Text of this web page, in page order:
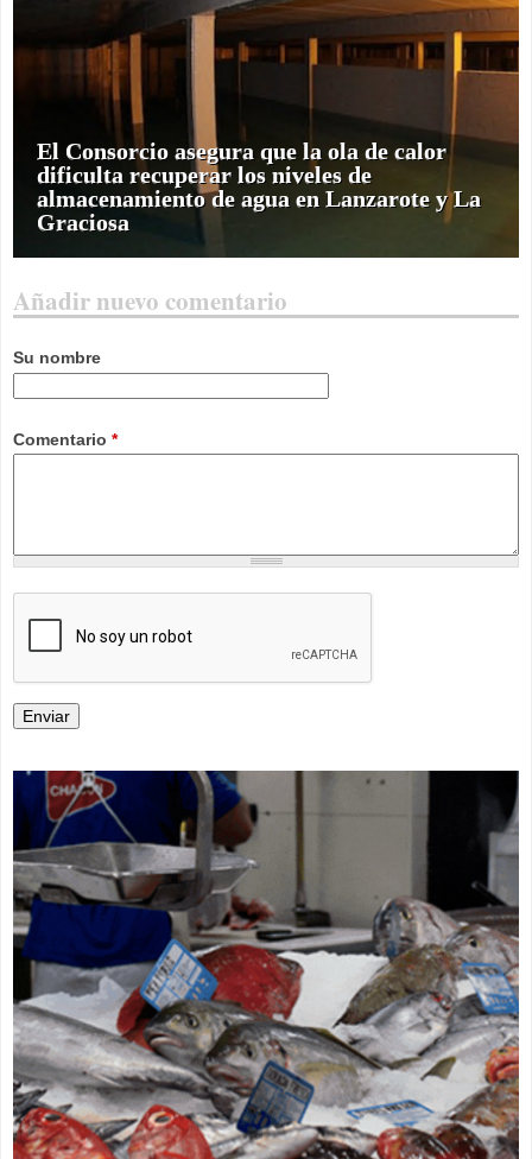
El Consorcio asegura que la ola de calor
dificulta recuperar los niveles de
almacenamiento de agua en Lanzarote y La
Graciosa
Añadir nuevo comentario
Su nombre
Comentario *